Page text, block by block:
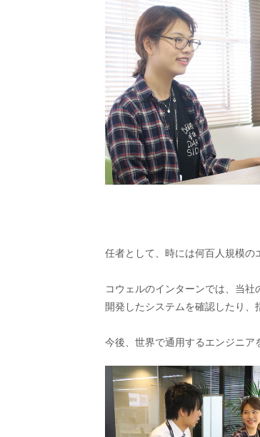
任者として、時には何百人規模の
コウェルのインターンでは、当
開発したシステムを確認したり、
今後、世界で通用するエンジニア